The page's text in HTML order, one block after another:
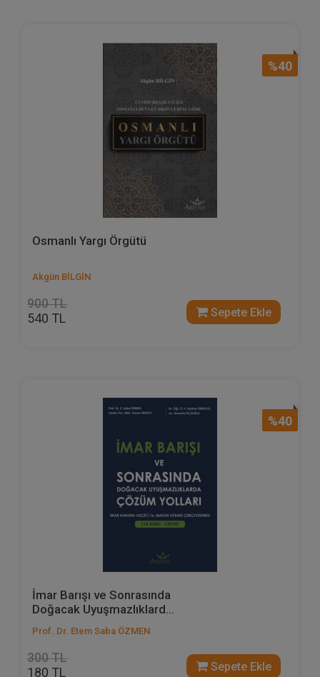
%40
Osmanlı Yargı Örgütü
Akgün BİLGİN
900 TL
540 TL Sepete Ekle
%40
İmar Barışı ve Sonrasında
Doğacak Uyuşmazlıklard...
Prof. Dr. Etem Saba ÖZMEN
300 TL
180 TL Sepete Ekle